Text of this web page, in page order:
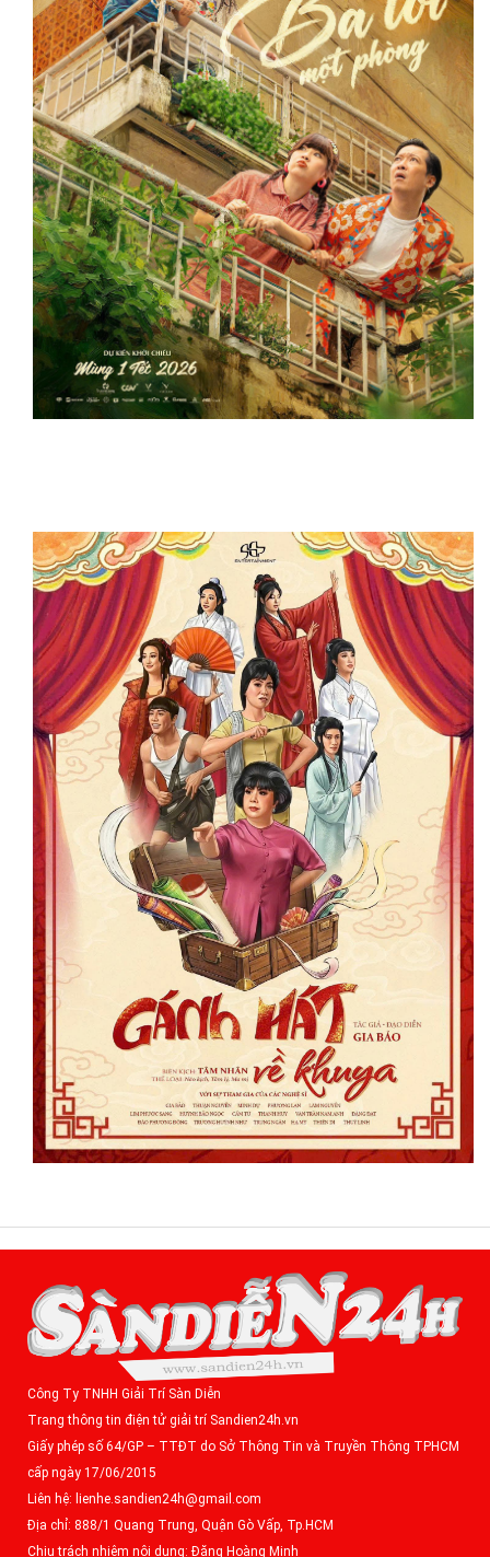
Công Ty TNHH Giải Trí Sàn Diễn
Trang thông tin điện tử giải trí Sandien24h.vn
Giấy phép số 64/GP – TTĐT do Sở Thông Tin và Truyền Thông TPHCM
cấp ngày 17/06/2015
Liên hệ: lienhe.sandien24h@gmail.com
Địa chỉ: 888/1 Quang Trung, Quận Gò Vấp, Tp.HCM
Chịu trách nhiệm nội dung: Đặng Hoàng Minh